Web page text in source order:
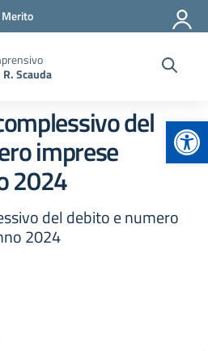
Scauda
del
imprese
2024
del debito e numero
2024